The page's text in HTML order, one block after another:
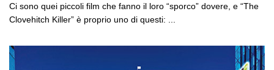
Ci sono quei piccoli film che fanno il loro “sporco” dovere, e “The
Clovehitch Killer” è proprio uno di questi: ...